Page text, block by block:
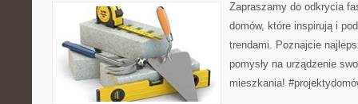
Zapraszamy do odkrycia
domów, które inspirują i
trendami. Poznajcie
pomysły na urządzenie
mieszkania!